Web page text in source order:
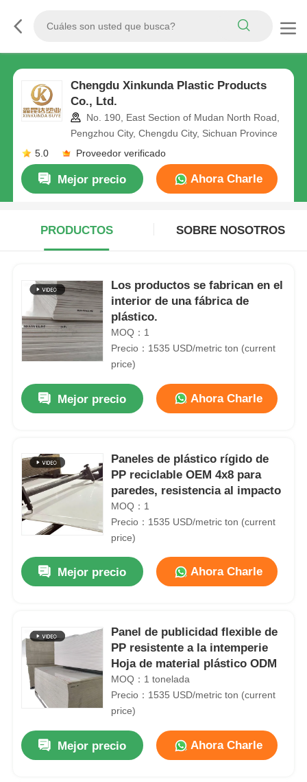
Chengdu Xinkunda Plastic Products
Co., Ltd.
No. 190, East Section of Mudan North Road,
Pengzhou City, Chengdu City, Sichuan Province
5.0
Proveedor verificado
Mejor precio Ahora Charle
PRODUCTOS SOBRE NOSOTROS
Los productos se fabrican en el
interior de una fábrica de
plástico.
MOQ：1
Precio：1535 USD/metric ton (current
price)
Mejor precio Ahora Charle
Paneles de plástico rígido de
PP reciclable OEM 4x8 para
paredes, resistencia al impacto
MOQ：1
Precio：1535 USD/metric ton (current
price)
Mejor precio Ahora Charle
Panel de publicidad flexible de
PP resistente a la intemperie
Hoja de material plástico ODM
MOQ：1 tonelada
Precio：1535 USD/metric ton (current
price)
Mejor precio Ahora Charle